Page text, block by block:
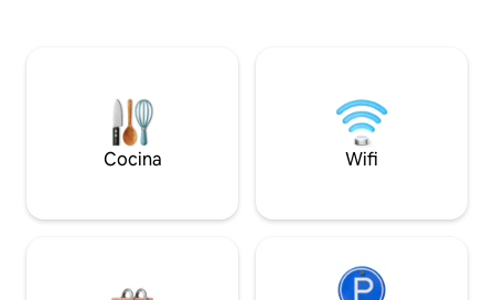
nuestro oasis.
las
Barossa, de los
y de los zorzales
Cocina Wifi